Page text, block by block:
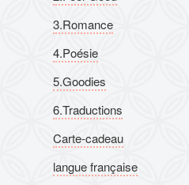
3.Romance
4.Poésie
5.Goodies
6.Traductions
Carte-cadeau
langue française